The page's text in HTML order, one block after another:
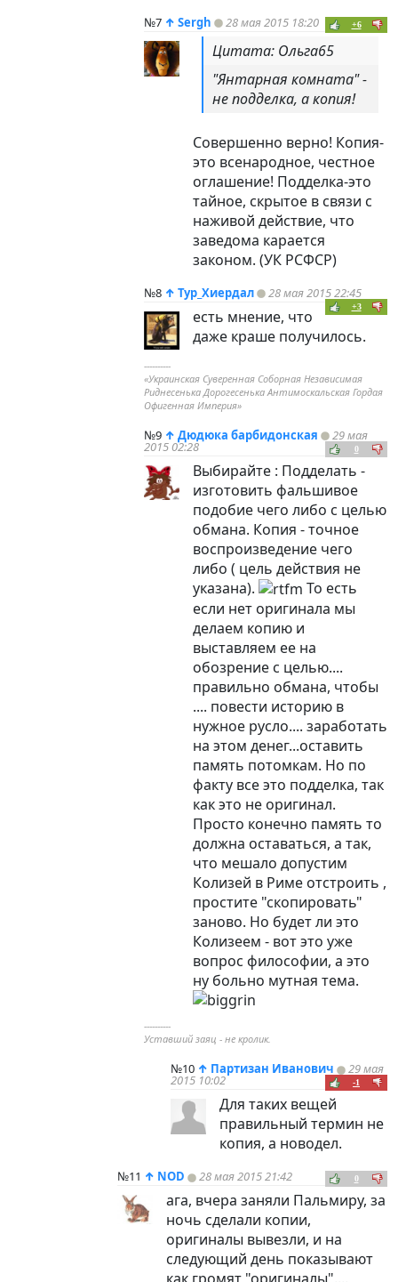
№7 ↑ Sergh 28 мая 2015 18:20 +6
Цитата: Ольга65
"Янтарная комната" -
не подделка, а копия!
Совершенно верно! Копия-
это всенародное, честное
оглашение! Подделка-это
тайное, скрытое в связи с
наживой действие, что
заведома карается
законом. (УК РСФСР)
№8 ↑ Тур_Хиердал 28 мая 2015 22:45
+3
есть мнение, что
даже краше получилось.
----------
«Украинская Суверенная Соборная Независимая
Риднесенька Дорогесенька Антимоскальская Гордая
Офигенная Империя»
№9 ↑ Дюдюка барбидонская 29 мая
2015 02:28 0
Выбирайте : Подделать -
изготовить фальшивое
подобие чего либо с целью
обмана. Копия - точное
воспроизведение чего
либо ( цель действия не
указана).
То есть
если нет оригинала мы
делаем копию и
выставляем ее на
обозрение с целью....
правильно обмана, чтобы
.... повести историю в
нужное русло.... заработать
на этом денег...оставить
память потомкам. Но по
факту все это подделка, так
как это не оригинал.
Просто конечно память то
должна оставаться, а так,
что мешало допустим
Колизей в Риме отстроить ,
простите "скопировать"
заново. Но будет ли это
Колизеем - вот это уже
вопрос философии, а это
ну больно мутная тема.
----------
Уставший заяц - не кролик.
№10 ↑ Партизан Иванович 29 мая
2015 10:02 -1
Для таких вещей
правильный термин не
копия, а новодел.
№11 ↑ NOD 28 мая 2015 21:42 0
ага, вчера заняли Пальмиру, за
ночь сделали копии,
оригиналы вывезли, и на
следующий день показывают